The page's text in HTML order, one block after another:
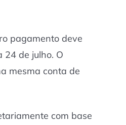
pagamento deve
de julho. O
mesma conta de
com base